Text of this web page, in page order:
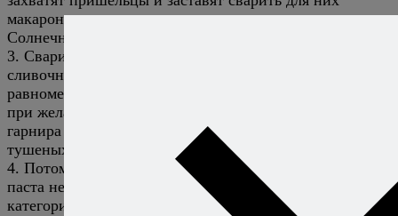
макароны «с порошочком» под страхом уничтожения
Солнечной системы.
3. Сварить, как написано выше, воду слить, добавить
сливочное масло, перемешать, чтобы оно растаяло и
равномерно покрыло макароны, приправить перцем и
при желании орегано. Хотя я не сторонник такого
гарнира к котлетам и вообще любым блюдам, кроме
тушеных с большим количеством вкусного соуса.
4. Потому что незачем. Правильно приготовленная
паста не слипнется, а лишняя вода не нужна
категорически.